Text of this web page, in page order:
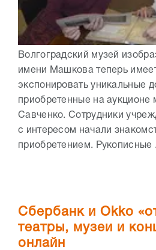
Волгоградский музей
имени Машкова теперь
экспонировать уникальные
приобретенные на аукционе
Савченко. Сотрудники
с интересом начали
приобретением. Рукописные
Сбербанк и Оkko
театры, музеи и
онлайн